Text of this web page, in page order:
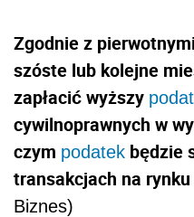
Zgodnie z
szóste lub kolejne
zapłacić wyższy
cywilnoprawnych w
czym podatek będzie
transakcjach na
Biznes)